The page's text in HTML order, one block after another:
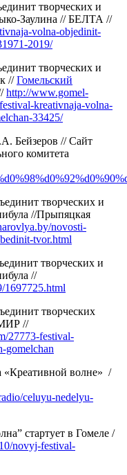
творческих и
Заулина // БЕЛТА //
volna-objedinit-
2019/
творческих и
//Гомельский
http://www.gomel-
kreativnaja-volna-
33425/
Бейзеров // Сайт
комитета
творческих и
//Прыпяцкая
novosti-
tvor.html
творческих и
//
1697725.html
творческих
//
27773-festival-
gomelchan
волне» /
celuyu-nedelyu-
стартует в Гомеле /
novyj-festival-